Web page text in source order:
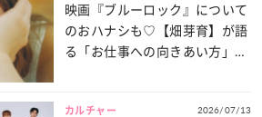
映画『ブルーロック』について
のおハナシも♡【畑芽育】が語
る「お仕事への向きあい方」と
カルチャー 2026/07/13